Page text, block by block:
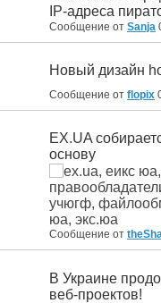
IP-адреса
Сообщение от Sanja
Новый дизайн
Сообщение от flopix
EX.UA
основу
Сообщение от
В Украине
веб-проектов!